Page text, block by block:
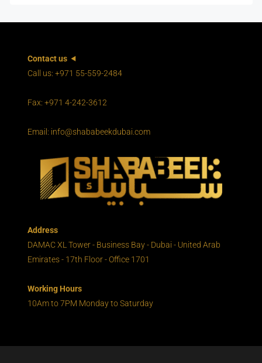
Contact us
Call us: +971 55-559-2484
Fax: +971 4-242-3612
Email: info@shababeekdubai.com
Address
DAMAC XL Tower - Business Bay - Dubai - United Arab
Emirates - 17th Floor - Office 1701
Working Hours
10Am to 7PM Monday to Saturday